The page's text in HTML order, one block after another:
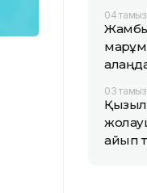
04
03
айып